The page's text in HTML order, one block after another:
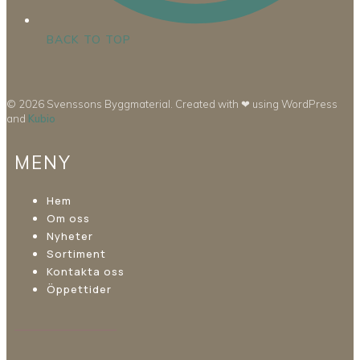
BACK TO TOP
© 2026 Svenssons Byggmaterial. Created with ❤ using WordPress
and Kubio
MENY
Hem
Om oss
Nyheter
Sortiment
Kontakta oss
Öppettider